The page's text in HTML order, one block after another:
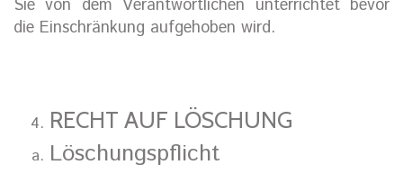
Sie von dem Verantwortlichen unterrichtet bevor
die Einschränkung aufgehoben wird.
RECHT AUF LÖSCHUNG
Löschungspflicht